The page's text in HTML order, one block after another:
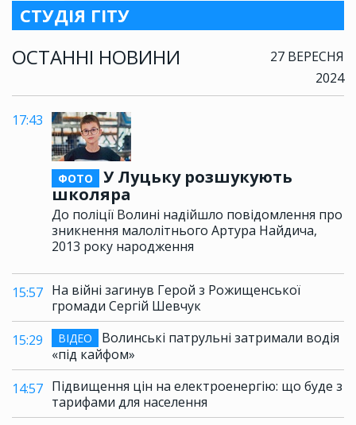
СТУДІЯ ГІТУ
ОСТАННІ НОВИНИ
27 ВЕРЕСНЯ
2024
17:43
ФОТО
У Луцьку розшукують
школяра
До поліції Волині надійшло повідомлення про
зникнення малолітнього Артура Найдича,
2013 року народження
15:57 На війні загинув Герой з Рожищенської
громади Сергій Шевчук
15:29
ВІДЕО
Волинські патрульні затримали водія
«під кайфом»
14:57 Підвищення цін на електроенергію: що буде з
тарифами для населення